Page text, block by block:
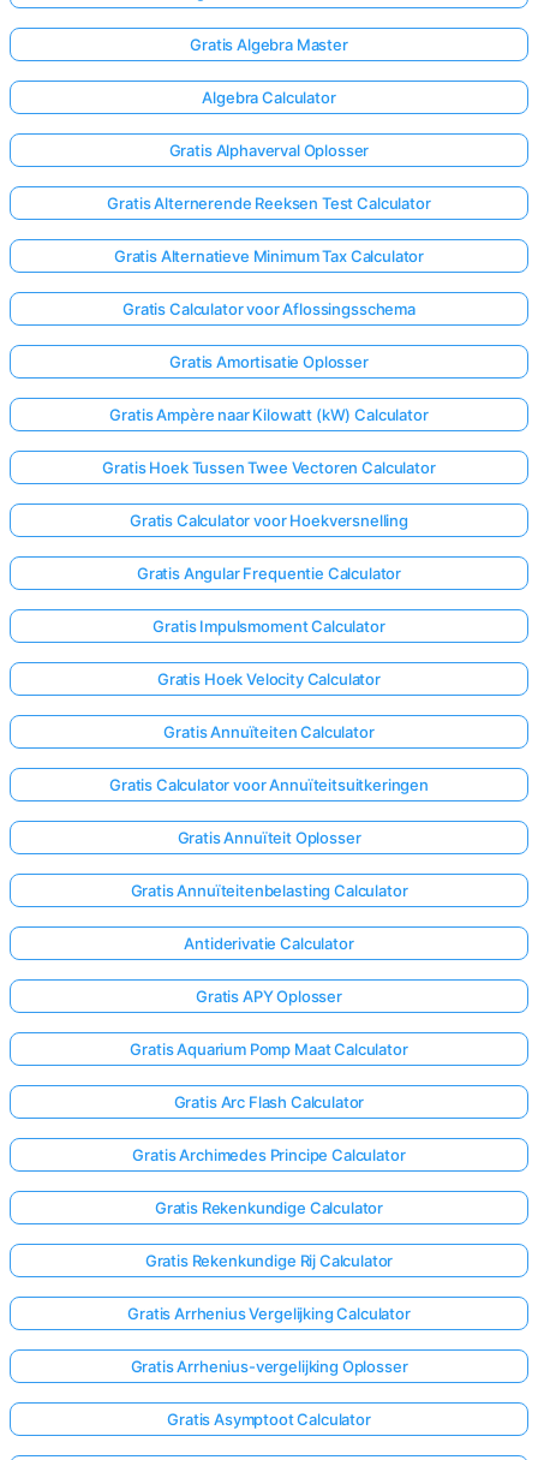
Geen
Stel
Eerste
Vraag
Gratis Algebra Master
Algebra Calculator
Gratis Alphaverval Oplosser
Gratis Alternerende Reeksen Test Calculator
Gratis Alternatieve Minimum Tax Calculator
Gratis Calculator voor Aflossingsschema
Gratis Amortisatie Oplosser
Gratis Ampère naar Kilowatt (kW) Calculator
Gratis Hoek Tussen Twee Vectoren Calculator
Gratis Calculator voor Hoekversnelling
Gratis Angular Frequentie Calculator
Gratis Impulsmoment Calculator
Gratis Hoek Velocity Calculator
Gratis Annuïteiten Calculator
Gratis Calculator voor Annuïteitsuitkeringen
Gratis Annuïteit Oplosser
Gratis Annuïteitenbelasting Calculator
Antiderivatie Calculator
Gratis APY Oplosser
Gratis Aquarium Pomp Maat Calculator
Gratis Arc Flash Calculator
Gratis Archimedes Principe Calculator
Gratis Rekenkundige Calculator
Gratis Rekenkundige Rij Calculator
Gratis Arrhenius Vergelijking Calculator
Gratis Arrhenius-vergelijking Oplosser
Gratis Asymptoot Calculator